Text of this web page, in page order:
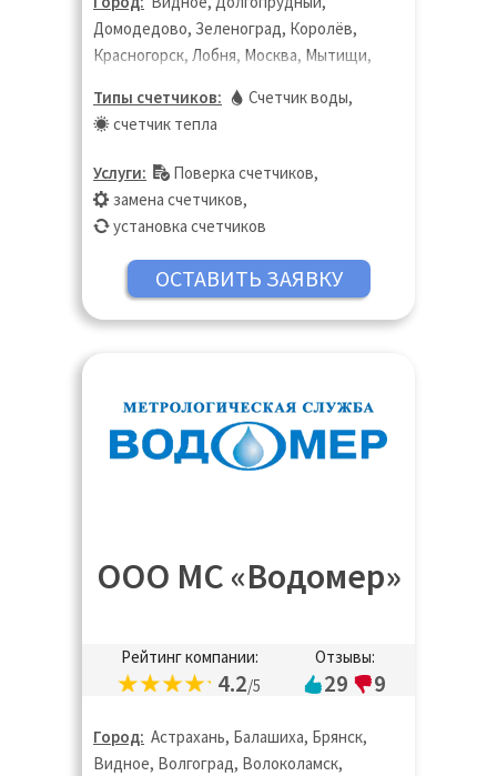
Домодедово, Зеленоград, Королёв,
Красногорск, Лобня, Москва, Мытищи,
Тверь
Типы счетчиков: Счетчик воды,
счетчик тепла
Услуги: Поверка счетчиков,
замена счетчиков,
установка счетчиков
ООО МС «Водомер»
Рейтинг компании:
4.2/5
Отзывы:
29 9
Город: Астрахань, Балашиха, Брянск,
Видное, Волгоград, Волоколамск,